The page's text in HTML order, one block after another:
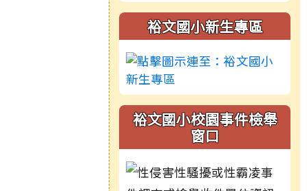
裕文國小新生專區
裕文國小校園事件檢舉
窗口